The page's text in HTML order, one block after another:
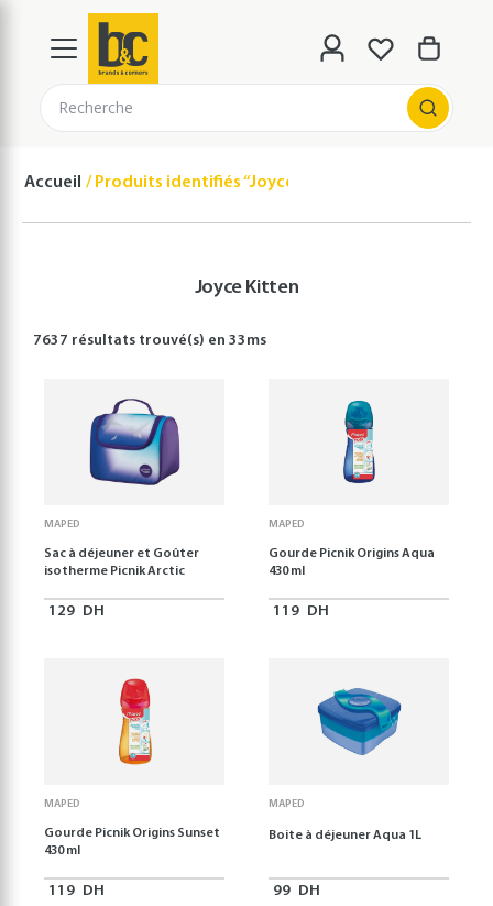
Recherche
Accueil Produits identifiés “Joyce Kitten”
Joyce Kitten
7637 résultats trouvé(s) en33 ms
MAPED
Sac à déjeuner et Goûter
isotherme Picnik Arctic
129 DH
MAPED
Gourde Picnik Origins Aqua
430 ml
119 DH
MAPED
Gourde Picnik Origins Sunset
430 ml
119 DH
MAPED
Boite à déjeuner Aqua 1L
99 DH